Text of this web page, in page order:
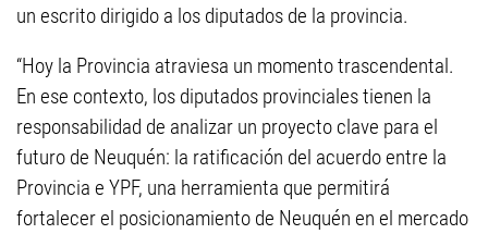
un escrito dirigido a los diputados de la provincia.
“Hoy la Provincia atraviesa un momento trascendental.
En ese contexto, los diputados provinciales tienen la
responsabilidad de analizar un proyecto clave para el
futuro de Neuquén: la ratificación del acuerdo entre la
Provincia e YPF, una herramienta que permitirá
fortalecer el posicionamiento de Neuquén en el mercado